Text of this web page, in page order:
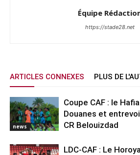
Équipe
https://stade28.net
ARTICLES CONNEXES PLUS DE
news
Coupe CAF : le
Douanes et
CR Belouizdad
LDC-CAF : Le